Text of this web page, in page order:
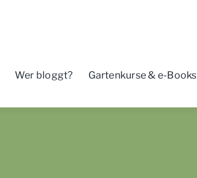
Wer bloggt? Gartenkurse & e-Books